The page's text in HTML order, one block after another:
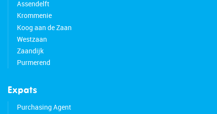
Assendelft
Krommenie
Koog aan de Zaan
Westzaan
Zaandijk
Purmerend
Expats
Purchasing Agent